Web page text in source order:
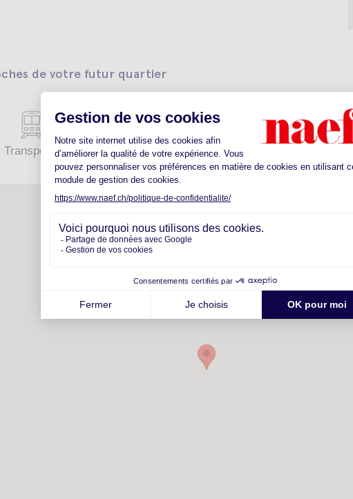
de votre futur quartier
Transports Sante Parkings Restaurants